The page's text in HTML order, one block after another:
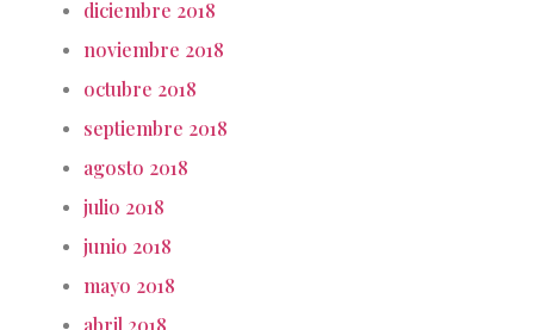
diciembre 2018
noviembre 2018
octubre 2018
septiembre 2018
agosto 2018
julio 2018
junio 2018
mayo 2018
abril 2018